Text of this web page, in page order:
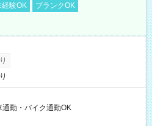
験OK
ブランクOK
勤・バイク通勤OK